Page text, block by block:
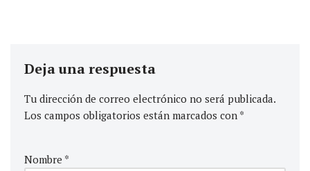
Deja una respuesta
Tu dirección de correo electrónico no será publicada.
Los campos obligatorios están marcados con *
Nombre *